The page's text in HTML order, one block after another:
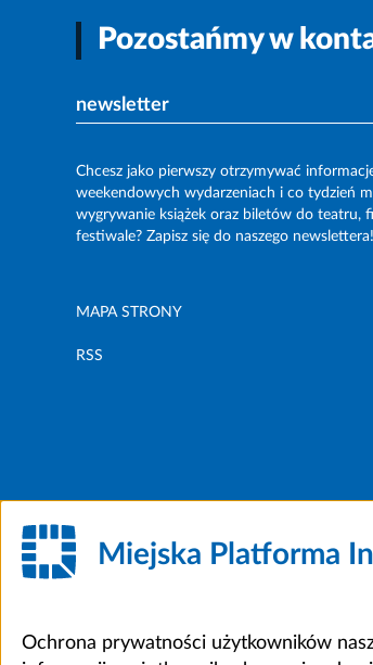
Pozostańmy w
newsletter
Chcesz jako pierwszy otrzymywać
weekendowych wydarzeniach i co tydzień
wygrywanie książek oraz biletów do teatru,
festiwale? Zapisz się do naszego newslettera!
MAPA STRONY
RSS
Miejska Platforma
Ochrona prywatności użytkowników